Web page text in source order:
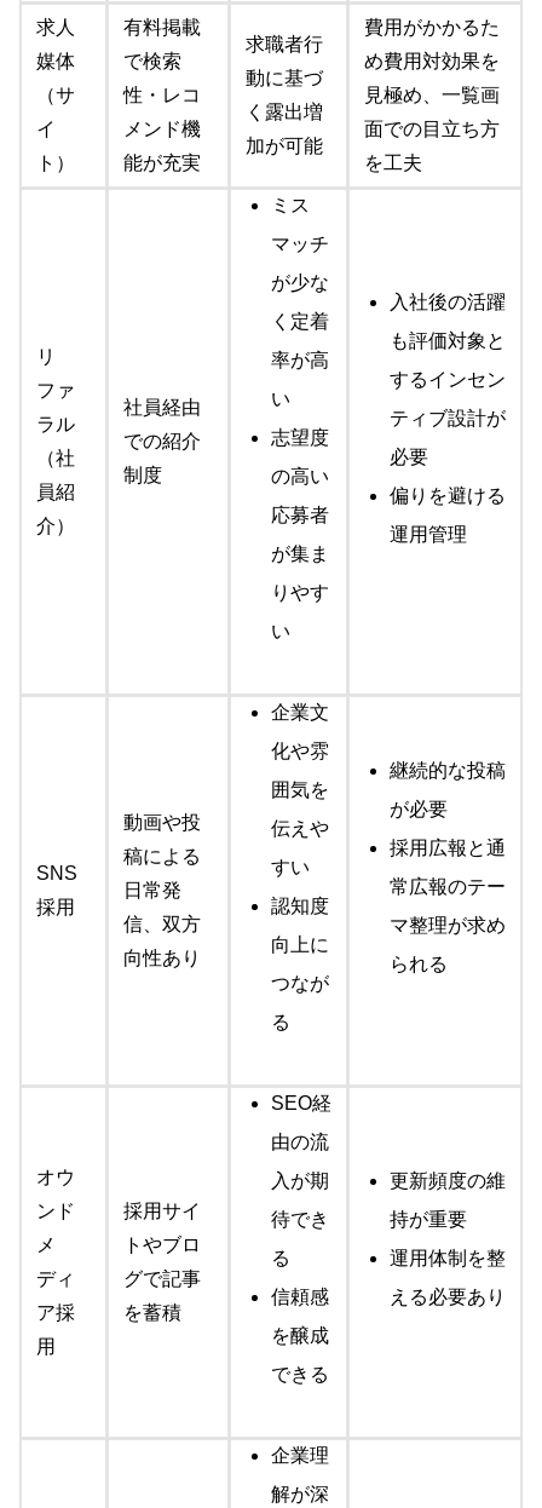
求人
媒体
（サ
イ
ト）
有料掲載
で検索
性・レコ
メンド機
能が充実
求職者行
動に基づ
く露出増
加が可能
費用がかかるた
め費用対効果を
見極め、一覧画
面での目立ち方
を工夫
リ
ファ
ラル
（社
員紹
介）
社員経由
での紹介
制度
ミス
マッチ
が少な
く定着
率が高
い
志望度
の高い
応募者
が集ま
りやす
い
入社後の活躍
も評価対象と
するインセン
ティブ設計が
必要
偏りを避ける
運用管理
SNS
採用
動画や投
稿による
日常発
信、双方
向性あり
企業文
化や雰
囲気を
伝えや
すい
認知度
向上に
つなが
る
継続的な投稿
が必要
採用広報と通
常広報のテー
マ整理が求め
られる
オウ
ンド
メ
ディ
ア採
用
採用サイ
トやブロ
グで記事
を蓄積
SEO経
由の流
入が期
待でき
る
信頼感
を醸成
できる
更新頻度の維
持が重要
運用体制を整
える必要あり
企業理
解が深